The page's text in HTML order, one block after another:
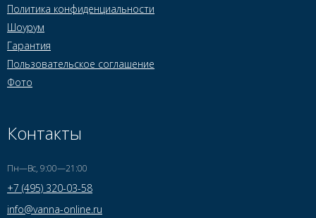
Политика конфиденциальности
Шоурум
Гарантия
Пользовательское соглашение
Фото
Контакты
Пн—Вс, 9:00—21:00
+7 (495) 320-03-58
info@vanna-online.ru